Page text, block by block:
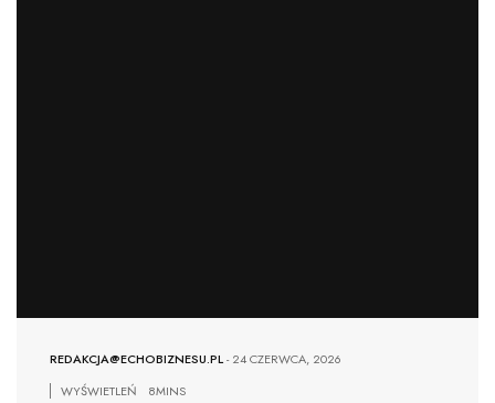
REDAKCJA@ECHOBIZNESU.PL-24 CZERWCA, 2026
WYŚWIETLEŃ
8MINS